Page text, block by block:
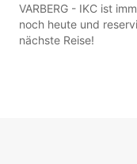
VARBERG - IKC ist
noch heute und
nächste Reise!